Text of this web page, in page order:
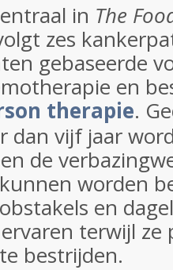
in The
zes
gebaseerde
en
therapie.
dan vijf jaar
de
worden
en
terwijl
bestrijden.